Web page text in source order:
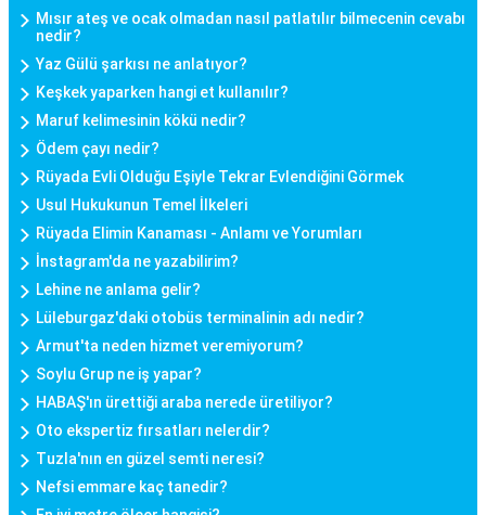
Mısır ateş ve ocak olmadan nasıl patlatılır bilmecenin cevabı
nedir?
Yaz Gülü şarkısı ne anlatıyor?
Keşkek yaparken hangi et kullanılır?
Maruf kelimesinin kökü nedir?
Ödem çayı nedir?
Rüyada Evli Olduğu Eşiyle Tekrar Evlendiğini Görmek
Usul Hukukunun Temel İlkeleri
Rüyada Elimin Kanaması - Anlamı ve Yorumları
İnstagram'da ne yazabilirim?
Lehine ne anlama gelir?
Lüleburgaz'daki otobüs terminalinin adı nedir?
Armut'ta neden hizmet veremiyorum?
Soylu Grup ne iş yapar?
HABAŞ'ın ürettiği araba nerede üretiliyor?
Oto ekspertiz fırsatları nelerdir?
Tuzla'nın en güzel semti neresi?
Nefsi emmare kaç tanedir?